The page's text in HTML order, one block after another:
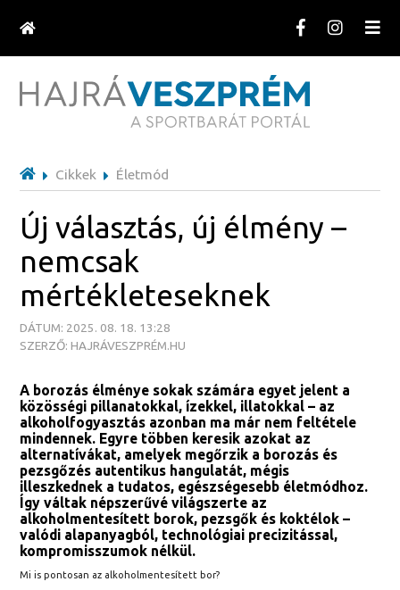
Cikkek Életmód
Új választás, új élmény –
nemcsak
mértékleteseknek
DÁTUM: 2025. 08. 18. 13:28
SZERZŐ: HAJRÁVESZPRÉM.HU
A borozás élménye sokak számára egyet jelent a
közösségi pillanatokkal, ízekkel, illatokkal – az
alkoholfogyasztás azonban ma már nem feltétele
mindennek. Egyre többen keresik azokat az
alternatívákat, amelyek megőrzik a borozás és
pezsgőzés autentikus hangulatát, mégis
illeszkednek a tudatos, egészségesebb életmódhoz.
Így váltak népszerűvé világszerte az
alkoholmentesített borok, pezsgők és koktélok –
valódi alapanyagból, technológiai precizitással,
kompromisszumok nélkül.
Mi is pontosan az alkoholmentesített bor?